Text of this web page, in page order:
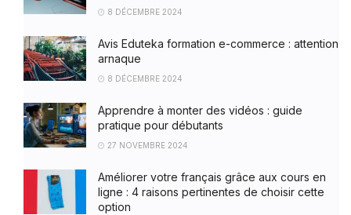
8 DÉCEMBRE 2024
Avis Eduteka formation e-commerce : attention
arnaque
8 DÉCEMBRE 2024
Apprendre à monter des vidéos : guide
pratique pour débutants
27 NOVEMBRE 2024
Améliorer votre français grâce aux cours en
ligne : 4 raisons pertinentes de choisir cette
option